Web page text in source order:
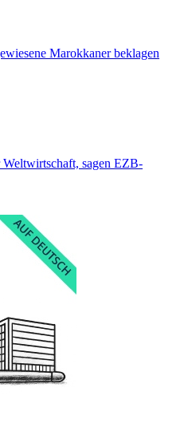
Marokkaner beklagen
sagen EZB-